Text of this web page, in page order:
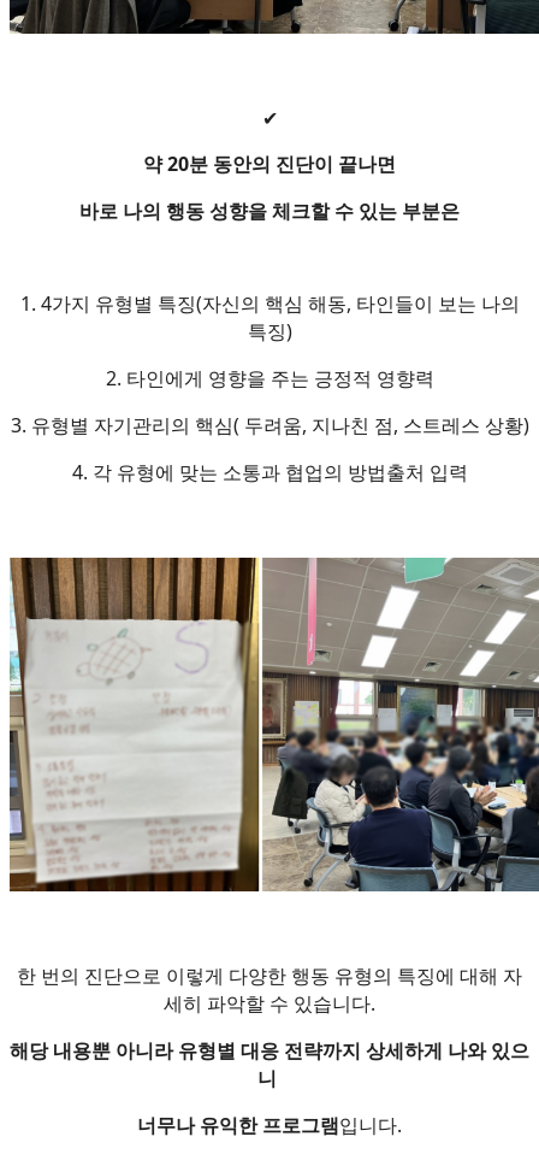
✔
약 20분 동안의 진단이 끝나면
바로 나의 행동 성향을 체크할 수 있는 부분은
1. 4가지 유형별 특징(자신의 핵심 해동, 타인들이 보는 나의
특징)
2. 타인에게 영향을 주는 긍정적 영향력
3. 유형별 자기관리의 핵심( 두려움, 지나친 점, 스트레스 상황)
4. 각 유형에 맞는 소통과 협업의 방법출처 입력
한 번의 진단으로 이렇게 다양한 행동 유형의 특징에 대해 자
세히 파악할 수 있습니다.
해당 내용뿐 아니라 유형별 대응 전략까지 상세하게 나와 있으
니
너무나 유익한 프로그램입니다.